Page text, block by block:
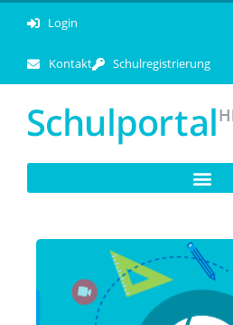
Login
Kontakt Schulregistrierung